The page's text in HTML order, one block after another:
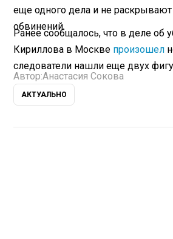
еще одного дела и не
обвинений.
Ранее сообщалось, что в деле об
Кириллова в Москве произошел
следователи нашли еще двух
Автор:Анастасия Сокова
АКТУАЛЬНО